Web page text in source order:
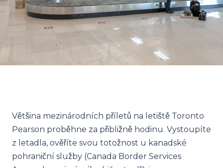
Většina mezinárodních příletů na letiště Toronto
Pearson proběhne za přibližně hodinu. Vystoupíte
z letadla, ověříte svou totožnost u kanadské
pohraniční služby (Canada Border Services